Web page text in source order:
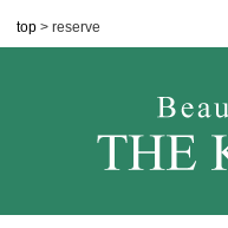
top > reserve